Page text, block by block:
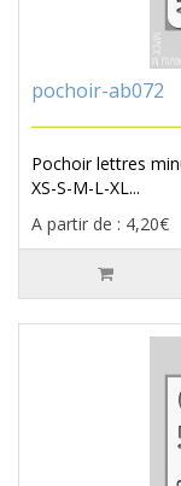
pochoir-ab072
Pochoir lettres
XS-S-M-L-XL...
A partir de : 4,20€